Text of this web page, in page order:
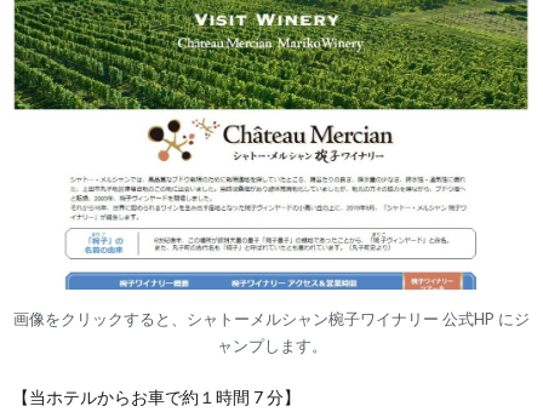
画像をクリックすると、シャトーメルシャン椀子ワイナリー 公式HP にジ
ャンプします。
【当ホテルからお車で約１時間 7 分】